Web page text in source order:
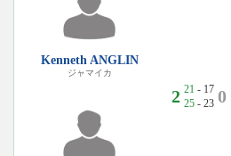
Kenneth ANGLIN
ジャマイカ
2 21 - 17
25- 23 0